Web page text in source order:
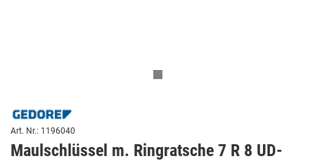
Art. Nr.: 1196040
Maulschlüssel m. Ringratsche 7 R 8 UD-